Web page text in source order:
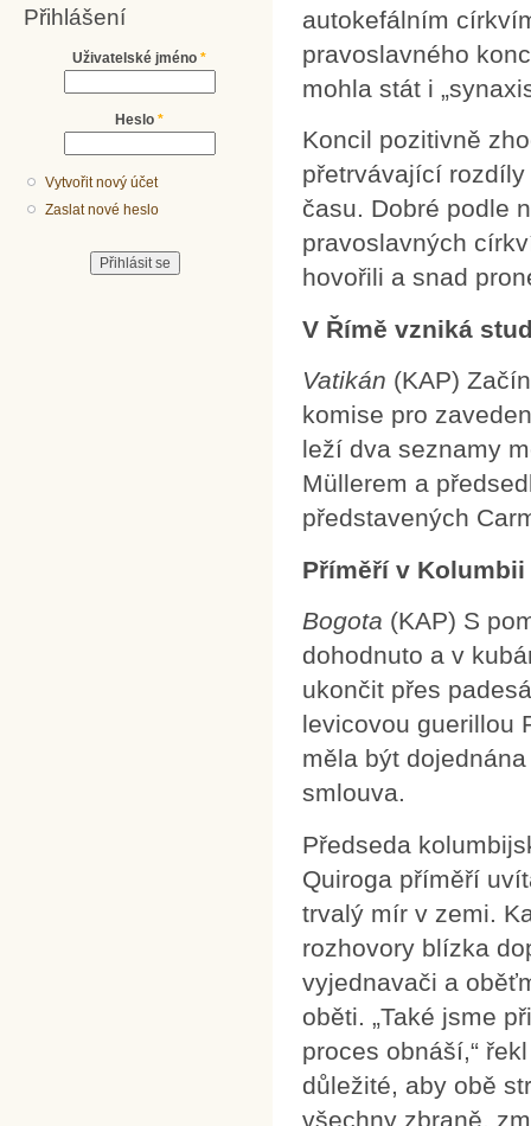
Přihlášení
Uživatelské jméno *
Heslo *
Vytvořit nový účet
Zaslat nové heslo
autokefálním
pravoslavného
mohla stát i
Koncil pozitivně
přetrvávající
času. Dobré podle
pravoslavných
hovořili a snad
V Římě vzniká
Vatikán (KAP)
komise pro
leží dva seznamy
Müllerem a
představených
Příměří v Kolumbii
Bogota (KAP) S
dohodnuto a v
ukončit přes
levicovou guerillou
měla být
smlouva.
Předseda
Quiroga příměří
trvalý mír v zemi.
rozhovory blízka
vyjednavači a
oběti. „Také jsme
proces obnáší,“
důležité, aby obě
všechny zbraně,